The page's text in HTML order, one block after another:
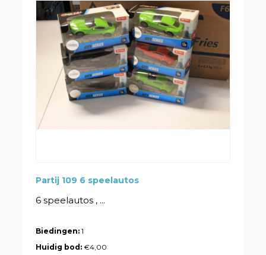
Partij 109 6 speelautos
6 speelautos , ...
Biedingen: 1
Huidig bod:€4,00